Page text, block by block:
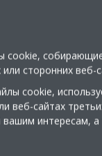
твердых частиц в
размером от
cookie,
сторонних веб-
cookie,
веб-сайтах
интересам,